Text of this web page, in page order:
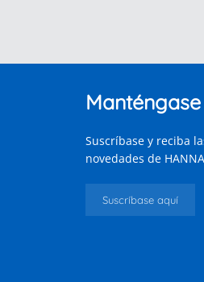
Suscríbase y reciba
novedades de
Suscríbase aquí